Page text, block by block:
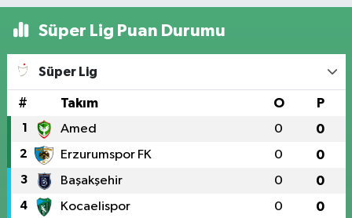
Süper Lig Puan Durumu
Süper Lig
# Takım O P
1 Amed 0 0
2 Erzurumspor FK 0 0
3 Başakşehir 0 0
4 Kocaelispor 0 0